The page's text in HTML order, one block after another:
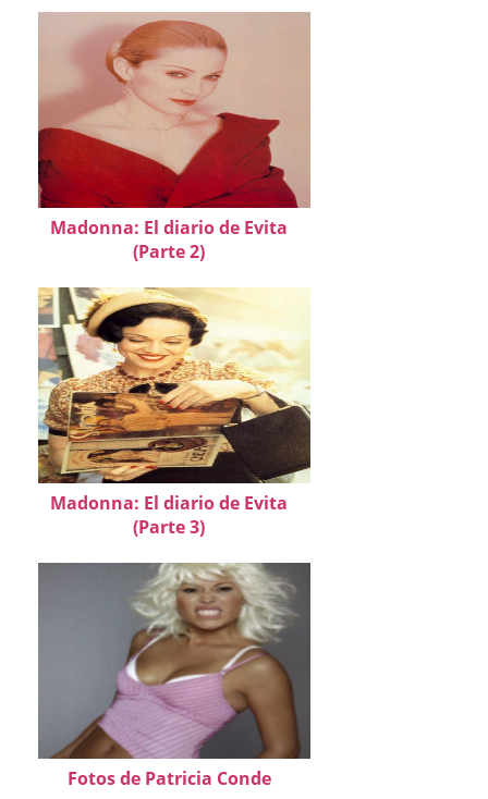
Madonna: El diario de Evita
(Parte 2)
Madonna: El diario de Evita
(Parte 3)
Fotos de Patricia Conde